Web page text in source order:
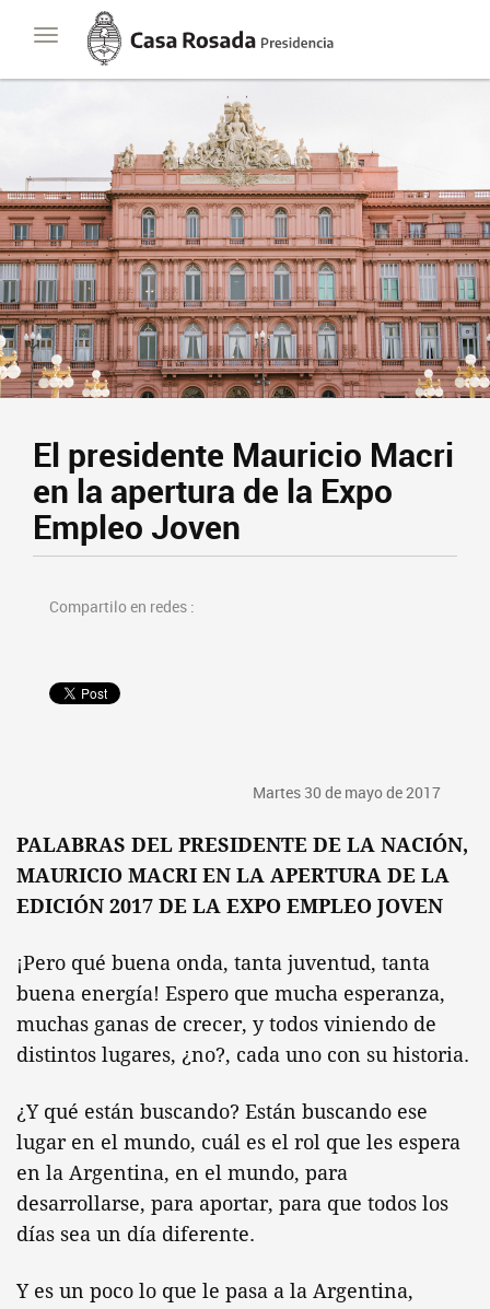
Toggle
navigation
Casa
Rosada
Presidencia
de
El presidente Mauricio Macri
en la apertura de la Expo
Empleo Joven
Compartilo en redes :
Martes 30 de mayo de 2017
PALABRAS DEL PRESIDENTE DE LA NACIÓN,
MAURICIO MACRI EN LA APERTURA DE LA
EDICIÓN 2017 DE LA EXPO EMPLEO JOVEN
¡Pero qué buena onda, tanta juventud, tanta
buena energía! Espero que mucha esperanza,
muchas ganas de crecer, y todos viniendo de
distintos lugares, ¿no?, cada uno con su historia.
¿Y qué están buscando? Están buscando ese
lugar en el mundo, cuál es el rol que les espera
en la Argentina, en el mundo, para
desarrollarse, para aportar, para que todos los
días sea un día diferente.
Y es un poco lo que le pasa a la Argentina,